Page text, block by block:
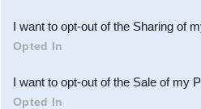
Downstream Participants
third parties.
I want to opt-out of the Sharing of
Opted In
I want to opt-out of the Sale of my
Opted In